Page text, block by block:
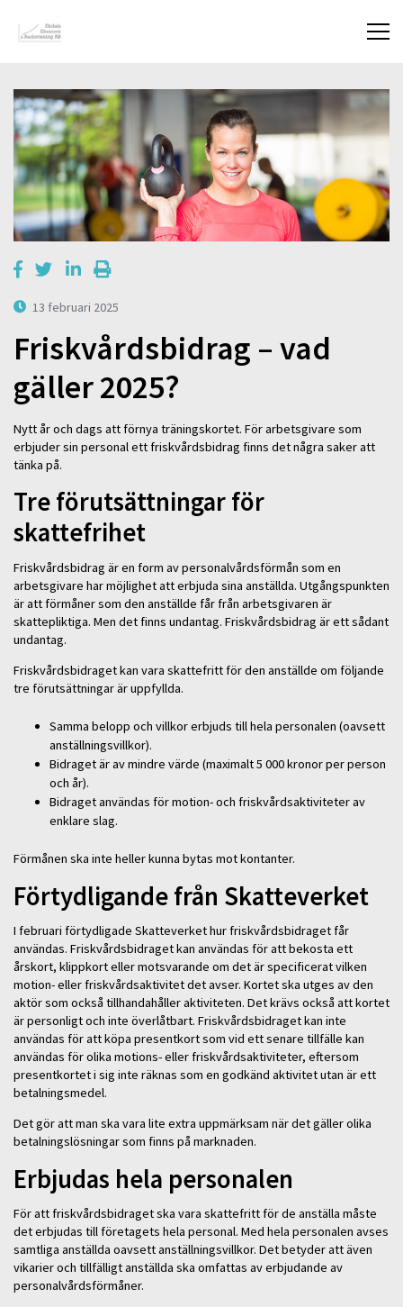
13 februari 2025
Friskvårdsbidrag – vad
gäller 2025?
Nytt år och dags att förnya träningskortet. För arbetsgivare som
erbjuder sin personal ett friskvårdsbidrag finns det några saker att
tänka på.
Tre förutsättningar för
skattefrihet
Friskvårdsbidrag är en form av personalvårdsförmån som en
arbetsgivare har möjlighet att erbjuda sina anställda. Utgångspunkten
är att förmåner som den anställde får från arbetsgivaren är
skattepliktiga. Men det finns undantag. Friskvårdsbidrag är ett sådant
undantag.
Friskvårdsbidraget kan vara skattefritt för den anställde om följande
tre förutsättningar är uppfyllda.
Samma belopp och villkor erbjuds till hela personalen (oavsett
anställningsvillkor).
Bidraget är av mindre värde (maximalt 5 000 kronor per person
och år).
Bidraget användas för motion- och friskvårdsaktiviteter av
enklare slag.
Förmånen ska inte heller kunna bytas mot kontanter.
Förtydligande från Skatteverket
I februari förtydligade Skatteverket hur friskvårdsbidraget får
användas. Friskvårdsbidraget kan användas för att bekosta ett
årskort, klippkort eller motsvarande om det är specificerat vilken
motion- eller friskvårdsaktivitet det avser. Kortet ska utges av den
aktör som också tillhandahåller aktiviteten. Det krävs också att kortet
är personligt och inte överlåtbart. Friskvårdsbidraget kan inte
användas för att köpa presentkort som vid ett senare tillfälle kan
användas för olika motions- eller friskvårdsaktiviteter, eftersom
presentkortet i sig inte räknas som en godkänd aktivitet utan är ett
betalningsmedel.
Det gör att man ska vara lite extra uppmärksam när det gäller olika
betalningslösningar som finns på marknaden.
Erbjudas hela personalen
För att friskvårdsbidraget ska vara skattefritt för de anställa måste
det erbjudas till företagets hela personal. Med hela personalen avses
samtliga anställda oavsett anställningsvillkor. Det betyder att även
vikarier och tillfälligt anställda ska omfattas av erbjudande av
personalvårdsförmåner.